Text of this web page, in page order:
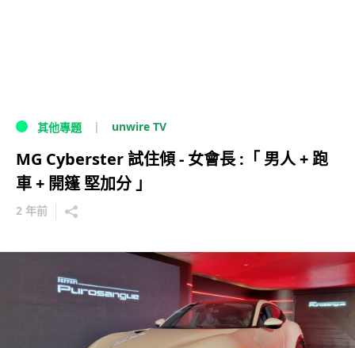
其他專題 unwire TV
MG Cyberster 試住傾 - 女會長 :「 男人 + 跑
車 + 開篷 堅加分 」
2 年前